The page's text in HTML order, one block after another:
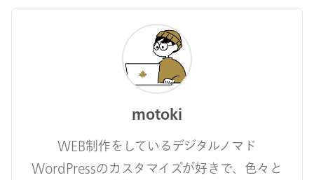
motoki
WEB制作をしているデジタルノマド
WordPressのカスタマイズが好きで、色々と